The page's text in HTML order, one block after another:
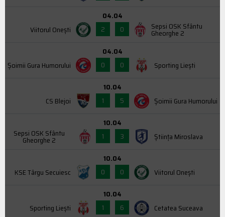
Viitorul Onești
04.04
2
0 Sepsi OSK Sfântu
Gheorghe 2
Şoimii Gura Humorului
04.04
0
0 Sporting Liești
CS Blejoi
10.04
1
5 Şoimii Gura Humorului
Sepsi OSK Sfântu
Gheorghe 2
10.04
1
3 Știința Miroslava
KSE Târgu Secuiesc
10.04
0
0 Viitorul Onești
Sporting Liești
10.04
1
6 Cetatea Suceava